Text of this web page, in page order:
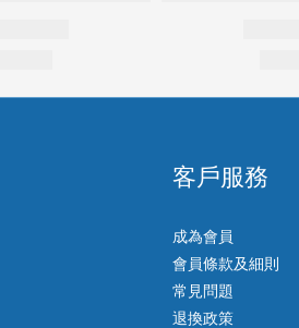
客戶服務
成為會員
會員條款及細則
常見問題
退換政策